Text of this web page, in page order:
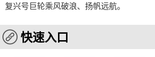
复兴号巨轮乘风破浪、扬帆远航。
快速入口